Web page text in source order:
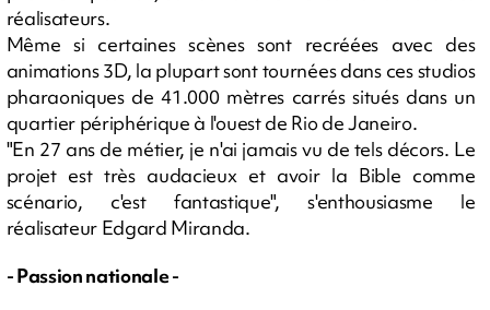
réalisateurs.
Même si certaines scènes sont recréées avec des
animations 3D, la plupart sont tournées dans ces studios
pharaoniques de 41.000 mètres carrés situés dans un
quartier périphérique à l'ouest de Rio de Janeiro.
"En 27 ans de métier, je n'ai jamais vu de tels décors. Le
projet est très audacieux et avoir la Bible comme
scénario, c'est fantastique", s'enthousiasme le
réalisateur Edgard Miranda.
- Passion nationale -